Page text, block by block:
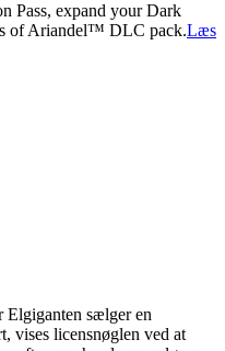
Pass, expand your Dark
of Ariandel™ DLC pack.Læs
Elgiganten sælger en
vises licensnøglen ved at